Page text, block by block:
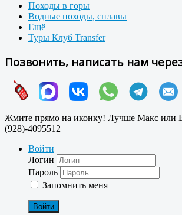
Походы в горы
Водные походы, сплавы
Ещё
Туры Клуб Transfer
Позвонить, написать нам
Жмите прямо на иконку! Лучше Макс или
(928)-4095512
Войти
Логин
Пароль
Запомнить меня
Войти